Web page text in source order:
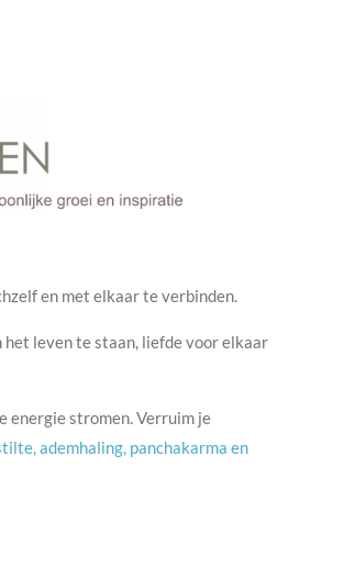
en met elkaar te verbinden.
leven te staan, liefde voor elkaar
energie stromen. Verruim je
ademhaling, panchakarma en